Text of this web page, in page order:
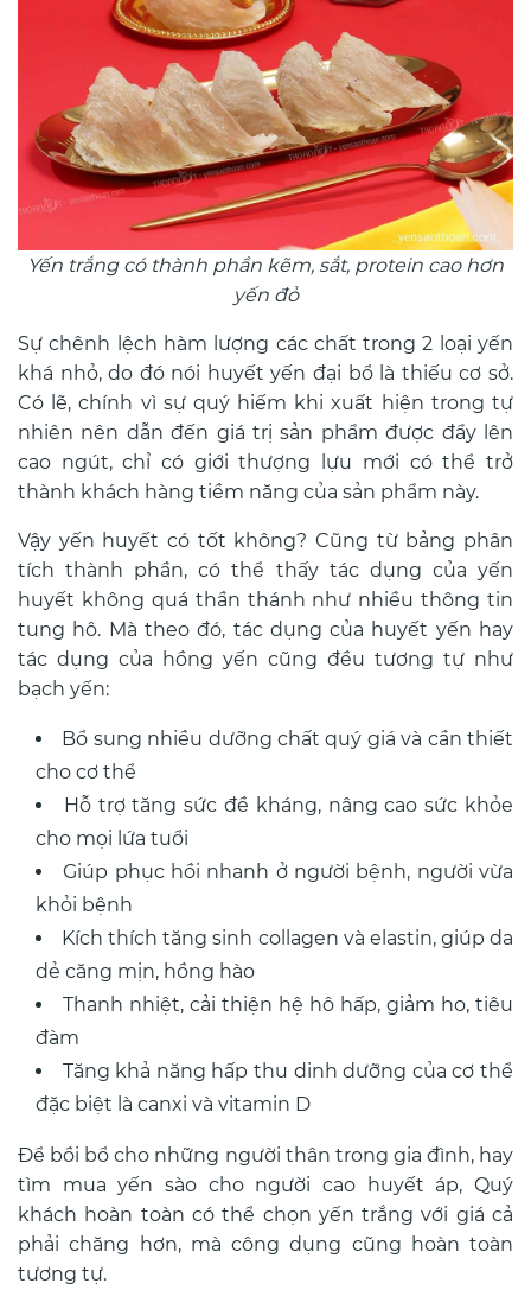
Yến trắng có thành phần kẽm, sắt, protein cao hơn
yến đỏ
Sự chênh lệch hàm lượng các chất trong 2 loại yến
khá nhỏ, do đó nói huyết yến đại bổ là thiếu cơ sở.
Có lẽ, chính vì sự quý hiếm khi xuất hiện trong tự
nhiên nên dẫn đến giá trị sản phẩm được đẩy lên
cao ngút, chỉ có giới thượng lựu mới có thể trở
thành khách hàng tiềm năng của sản phẩm này.
Vậy yến huyết có tốt không? Cũng từ bảng phân
tích thành phần, có thể thấy tác dụng của yến
huyết không quá thần thánh như nhiều thông tin
tung hô. Mà theo đó, tác dụng của huyết yến hay
tác dụng của hồng yến cũng đều tương tự như
bạch yến:
Bổ sung nhiều dưỡng chất quý giá và cần thiết
cho cơ thể
Hỗ trợ tăng sức đề kháng, nâng cao sức khỏe
cho mọi lứa tuổi
Giúp phục hồi nhanh ở người bệnh, người vừa
khỏi bệnh
Kích thích tăng sinh collagen và elastin, giúp da
dẻ căng mịn, hồng hào
Thanh nhiệt, cải thiện hệ hô hấp, giảm ho, tiêu
đàm
Tăng khả năng hấp thu dinh dưỡng của cơ thể
đặc biệt là canxi và vitamin D
Để bồi bổ cho những người thân trong gia đình, hay
tìm mua yến sào cho người cao huyết áp, Quý
khách hoàn toàn có thể chọn yến trắng với giá cả
phải chăng hơn, mà công dụng cũng hoàn toàn
tương tự.